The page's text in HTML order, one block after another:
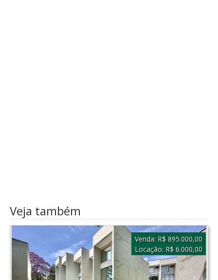
Veja também
Venda: R$ 895.000,00
Locação: R$ 6.000,00